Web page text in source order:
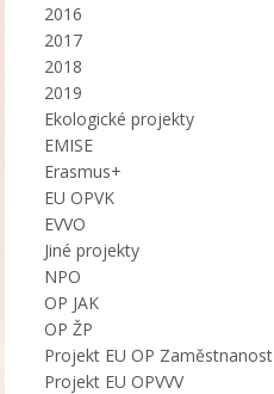
2016
2017
2018
2019
Ekologické projekty
EMISE
Erasmus+
EU OPVK
EVVO
Jiné projekty
NPO
OP JAK
OP ŽP
Projekt EU OP Zaměstnanost
Projekt EU OPVVV